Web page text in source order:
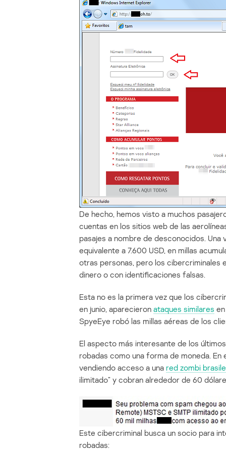
De hecho, hemos visto a muchos
cuentas en los sitios web de las
pasajes a nombre de desconocidos. Una
equivalente a 7.600 USD, en millas
otras personas, pero los cibercriminales
dinero o con identificaciones falsas.
Esta no es la primera vez que los
en junio, aparecieron ataques similares
SpyeEye robó las millas aéreas de los
El aspecto más interesante de los
robadas como una forma de moneda. En
vendiendo acceso a una red zombi
ilimitado” y cobran alrededor de 60
Este cibercriminal busca un socio para
robadas: